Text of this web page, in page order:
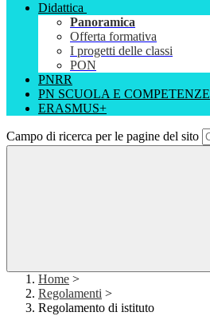
Didattica
Panoramica
Offerta formativa
I progetti delle classi
PON
PNRR
PN SCUOLA E COMPETENZE
ERASMUS+
Campo di ricerca per le pagine del sito
Home >
Regolamenti >
Regolamento di istituto